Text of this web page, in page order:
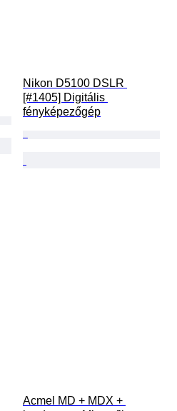
Nikon D5100 DSLR
[#1405] Digitális
fényképezőgép
Acmel MD + MDX +